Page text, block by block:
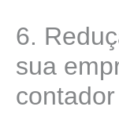
6.
sua
contador